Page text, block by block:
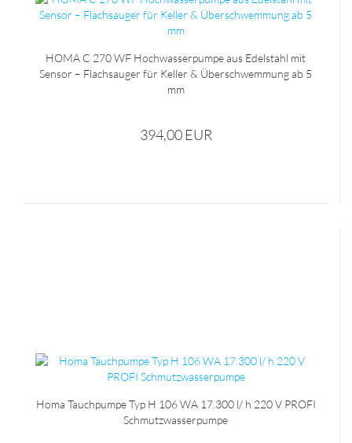
HOMA C 270 WF Hochwasserpumpe aus Edelstahl mit
Sensor – Flachsauger für Keller & Überschwemmung ab 5
mm
394,00 EUR
Homa Tauchpumpe Typ H 106 WA 17.300 l/ h 220 V PROFI
Schmutzwasserpumpe